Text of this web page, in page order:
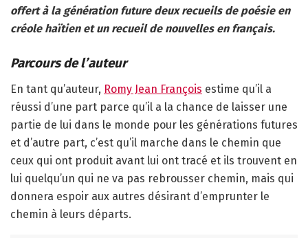
offert à la génération future deux recueils de poésie en
créole haïtien et un recueil de nouvelles en français.
Parcours de l’auteur
En tant qu’auteur, Romy Jean François estime qu’il a
réussi d’une part parce qu’il a la chance de laisser une
partie de lui dans le monde pour les générations futures
et d’autre part, c’est qu’il marche dans le chemin que
ceux qui ont produit avant lui ont tracé et ils trouvent en
lui quelqu’un qui ne va pas rebrousser chemin, mais qui
donnera espoir aux autres désirant d’emprunter le
chemin à leurs départs.